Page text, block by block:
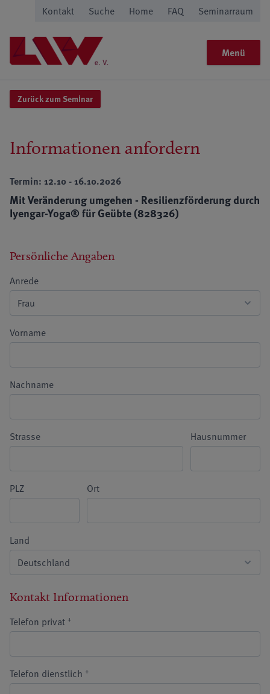
Kontakt Suche Home FAQ Seminarraum
Menü
Zurück zum Seminar
Informationen anfordern
Termin: 12.10 - 16.10.2026
Mit Veränderung umgehen - Resilienzförderung durch
Iyengar-Yoga® für Geübte (828326)
Persönliche Angaben
Anrede
Vorname
Nachname
Strasse Hausnummer
PLZ Ort
Land
Kontakt Informationen
Telefon privat +
Telefon dienstlich +